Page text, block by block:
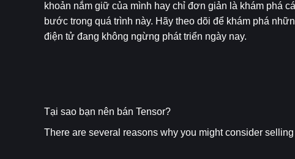
khoản nắm giữ của mình hay chỉ đơn giản là khám phá
bước trong quá trình này. Hãy theo dõi để khám phá
điện tử đang không ngừng phát triển ngày nay.
Tại sao bạn nên bán Tensor?
There are several reasons why you might consider selling